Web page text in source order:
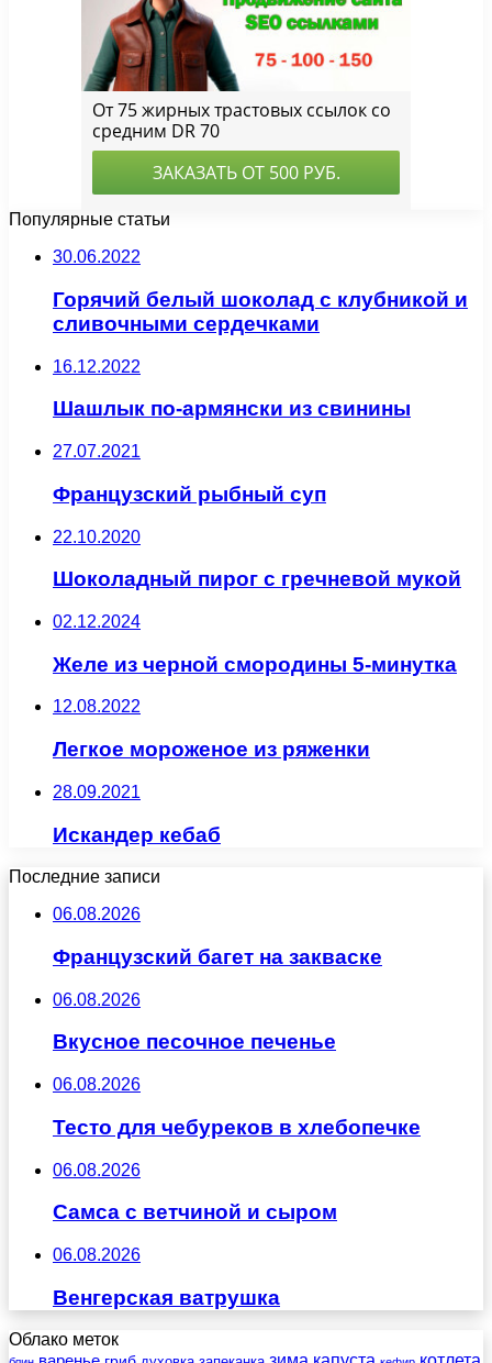
Популярные статьи
30.06.2022
Горячий белый шоколад с клубникой и
сливочными сердечками
16.12.2022
Шашлык по-армянски из свинины
27.07.2021
Французский рыбный суп
22.10.2020
Шоколадный пирог с гречневой мукой
02.12.2024
Желе из черной смородины 5-минутка
12.08.2022
Легкое мороженое из ряженки
28.09.2021
Искандер кебаб
Последние записи
06.08.2026
Французский багет на закваске
06.08.2026
Вкусное песочное печенье
06.08.2026
Тесто для чебуреков в хлебопечке
06.08.2026
Самса с ветчиной и сыром
06.08.2026
Венгерская ватрушка
Облако меток